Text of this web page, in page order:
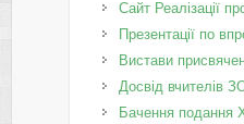
Сайт Реалізації
Презентації по
Вистави
Досвід вчителів
Бачення подання